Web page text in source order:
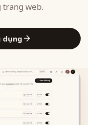
trang web.
dụng